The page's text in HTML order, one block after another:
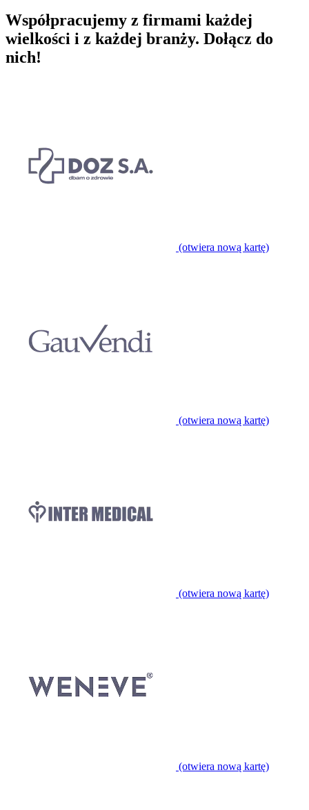
Współpracujemy z firmami każdej
wielkości i z każdej branży. Dołącz do
nich!
(otwiera nową kartę)
(otwiera nową kartę)
(otwiera nową kartę)
(otwiera nową kartę)